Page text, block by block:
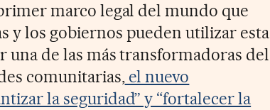
marco legal del mundo que
y los gobiernos pueden utilizar esta
una de las más transformadoras del
comunitarias,el nuevo
la seguridad” y “fortalecer la